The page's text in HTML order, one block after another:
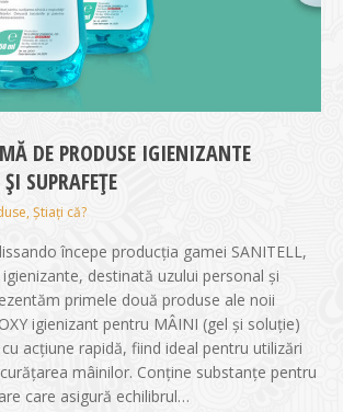
DE PRODUSE IGIENIZANTE
SUPRAFEȚE
, Știați că?
începe producția gamei SANITELL,
destinată uzului personal și
primele două produse ale noii
igienizant pentru MÂINI (gel și soluție)
acțiune rapidă, fiind ideal pentru utilizări
mâinilor. Conține substanțe pentru
care asigură echilibrul…